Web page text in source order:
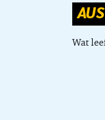
Wat